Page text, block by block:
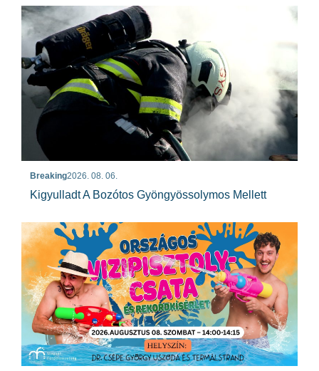
Breaking2026. 08. 06.
Kigyulladt A Bozótos Gyöngyössolymos Mellett